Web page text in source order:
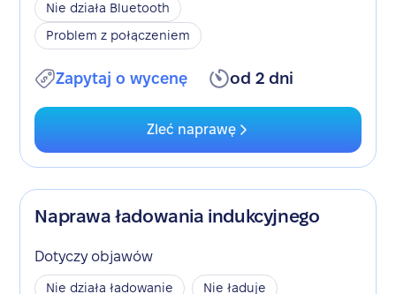
Nie działa Bluetooth
Problem z połączeniem
Zapytaj o wycenę od 2 dni
Zleć naprawę
Naprawa ładowania indukcyjnego
Dotyczy objawów
Nie działa ładowanie
Nie ładuje